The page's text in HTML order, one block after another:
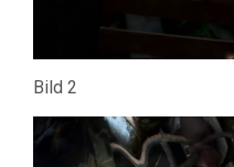
Bild 2